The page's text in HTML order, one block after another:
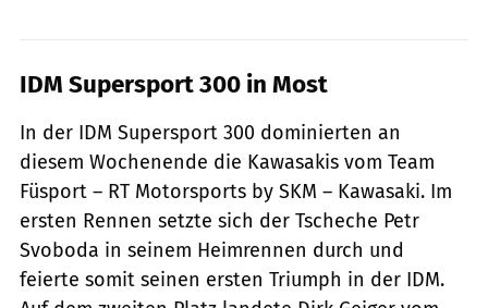
IDM Supersport 300 in Most
In der IDM Supersport 300 dominierten an
diesem Wochenende die Kawasakis vom Team
Füsport – RT Motorsports by SKM – Kawasaki. Im
ersten Rennen setzte sich der Tscheche Petr
Svoboda in seinem Heimrennen durch und
feierte somit seinen ersten Triumph in der IDM.